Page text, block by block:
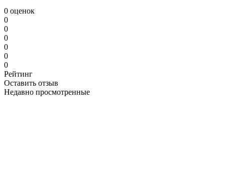
0 оценок
0
0
0
0
0
0
Рейтинг
Оставить отзыв
Недавно просмотренные